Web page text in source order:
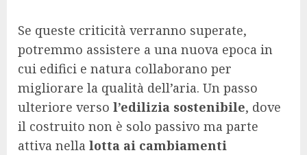
Se queste criticità verranno superate,
potremmo assistere a una nuova epoca in
cui edifici e natura collaborano per
migliorare la qualità dell’aria. Un passo
ulteriore verso l’edilizia sostenibile, dove
il costruito non è solo passivo ma parte
attiva nella lotta ai cambiamenti